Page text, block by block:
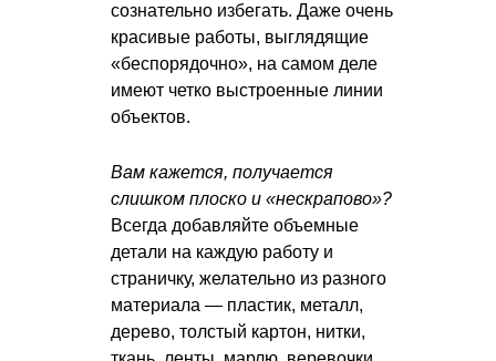
сознательно избегать. Даже очень
красивые работы, выглядящие
«беспорядочно», на самом деле
имеют четко выстроенные линии
объектов.
Вам кажется, получается
слишком плоско и «нескрапово»?
Всегда добавляйте объемные
детали на каждую работу и
страничку, желательно из разного
материала — пластик, металл,
дерево, толстый картон, нитки,